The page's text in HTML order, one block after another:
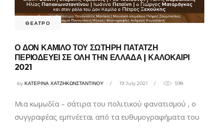
ΘΕΑΤΡΟ
Ο ΔΟΝ ΚΑΜΙΛΟ ΤΟΥ ΣΩΤΗΡΗ ΠΑΤΑΤΖΗ
ΠΕΡΙΟΔΕΥΕΙ ΣΕ ΟΛΗ ΤΗΝ ΕΛΛΑΔΑ | ΚΑΛΟΚΑΙΡΙ
2021
byΚΑΤΕΡΙΝΑ ΧΑΤΖΗΚΩΝΣΤΑΝΤΙΝΟΥ 19 July 2021 598
Μια κωμωδία – σάτιρα του πολιτικού φανατισμού , ο
συγγραφέας εμπνέεται από τα ευθυμογραφήματα του